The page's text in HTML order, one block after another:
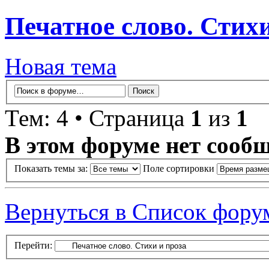
Печатное слово.
Новая тема
Тем: 4 • Страница 1 из 1
В этом форуме нет
Показать темы за: Поле сортировки
Вернуться в Список
Перейти: